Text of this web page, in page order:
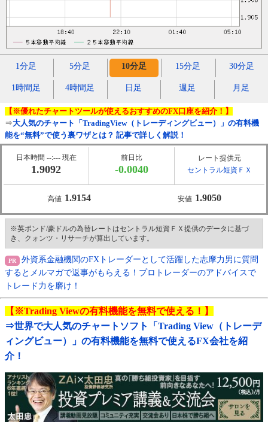
1分足 5分足 10分足 15分足 30分足
1時間足 4時間足 日足 週足 月足
【※優れたチャートツールが使えるおすすめのFX口座を紹介！】
⇒大人気のチャート「TradingView（トレーディングビュー）」の有料機
能を“無料”で使う裏ワザとは？ 記事で詳しく解説！
日本時間 --:--- 現在
1.9092
前日比
-0.0040
レート提供元
セントラル短資ＦＸ
高値 1.9154 安値 1.9050
※英ポンド/豪ドルの為替レートはセントラル短資ＦＸ提供のデータに基づ
き、クォンツ・リサーチが算出しています。
外資系金融機関のFXトレーダーとして活躍した志摩力男に質問
するとメルマガで返事がもらえる！プロトレーダーのアドバイスで
トレード力を磨け！
【※Trading Viewの有料機能を無料で使える！】
⇒世界で大人気のチャートソフト「Trading View（トレーデ
ィングビュー）」の有料機能を無料で使えるFX会社を紹
介！